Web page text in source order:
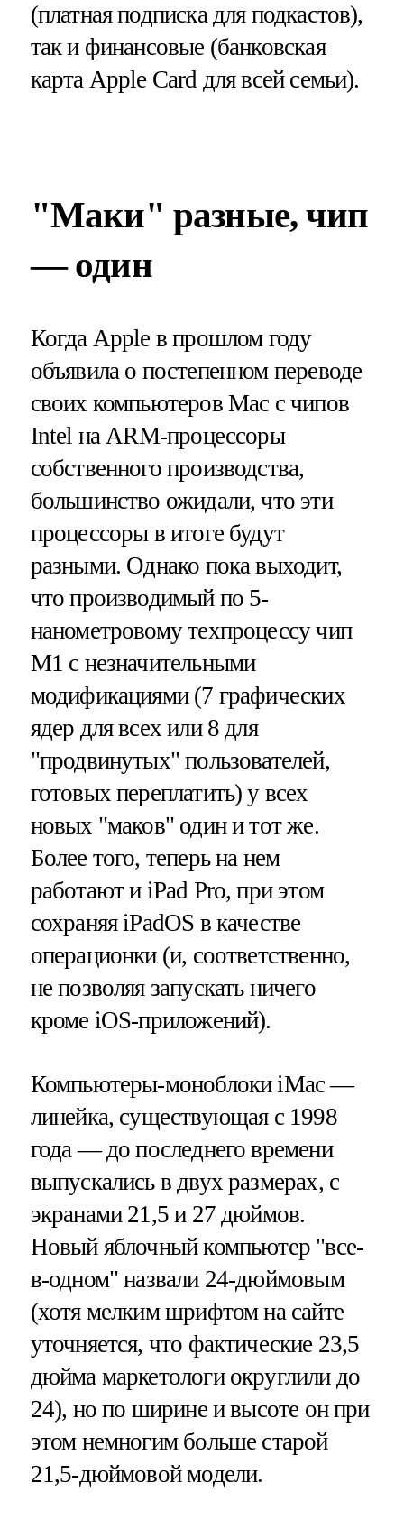
(платная подписка для подкастов),
так и финансовые (банковская
карта Apple Card для всей семьи).
"Маки" разные, чип
— один
Когда Apple в прошлом году
объявила о постепенном переводе
своих компьютеров Mac с чипов
Intel на ARM-процессоры
собственного производства,
большинство ожидали, что эти
процессоры в итоге будут
разными. Однако пока выходит,
что производимый по 5-
нанометровому техпроцессу чип
M1 с незначительными
модификациями (7 графических
ядер для всех или 8 для
"продвинутых" пользователей,
готовых переплатить) у всех
новых "маков" один и тот же.
Более того, теперь на нем
работают и iPad Pro, при этом
сохраняя iPadOS в качестве
операционки (и, соответственно,
не позволяя запускать ничего
кроме iOS-приложений).
Компьютеры-моноблоки iMac —
линейка, существующая с 1998
года — до последнего времени
выпускались в двух размерах, с
экранами 21,5 и 27 дюймов.
Новый яблочный компьютер "все-
в-одном" назвали 24-дюймовым
(хотя мелким шрифтом на сайте
уточняется, что фактические 23,5
дюйма маркетологи округлили до
24), но по ширине и высоте он при
этом немногим больше старой
21,5-дюймовой модели.